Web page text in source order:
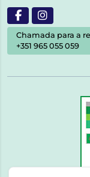
Chamada para a
+351 965 055 059